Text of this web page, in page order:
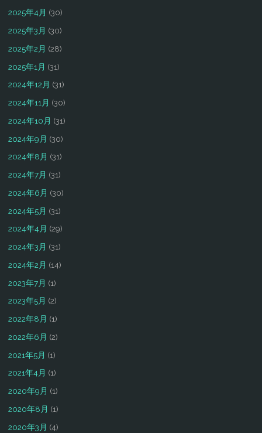
2025年4月 (30)
2025年3月 (30)
2025年2月 (28)
2025年1月 (31)
2024年12月 (31)
2024年11月 (30)
2024年10月 (31)
2024年9月 (30)
2024年8月 (31)
2024年7月 (31)
2024年6月 (30)
2024年5月 (31)
2024年4月 (29)
2024年3月 (31)
2024年2月 (14)
2023年7月 (1)
2023年5月 (2)
2022年8月 (1)
2022年6月 (2)
2021年5月 (1)
2021年4月 (1)
2020年9月 (1)
2020年8月 (1)
2020年3月 (4)